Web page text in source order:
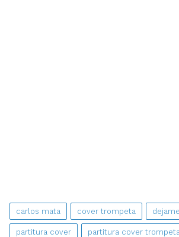
carlos mata cover trompeta
partitura cover partitura cover